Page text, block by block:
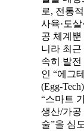
로, 전통
사육·도살
공 체계뿐
니라 최근
속히 발전
인 “에그
(Egg-
“스마트
생산/가공
술”을 심